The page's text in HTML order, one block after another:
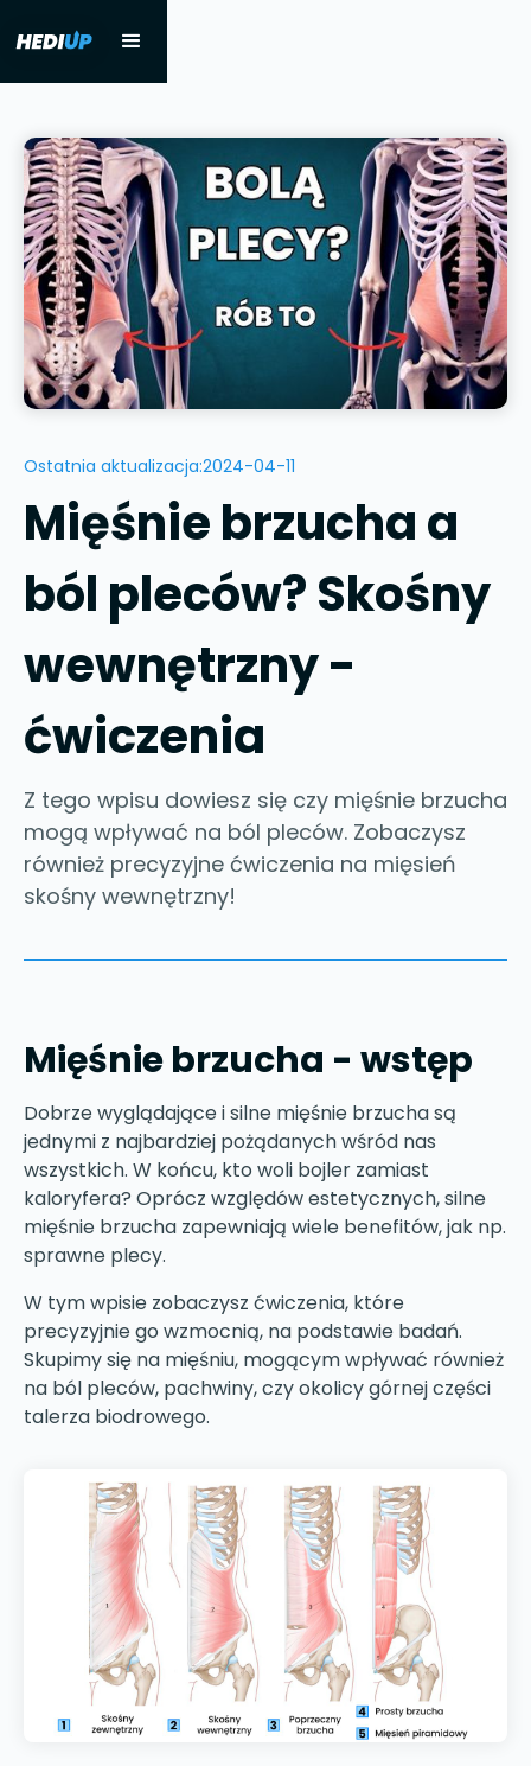
Ostatnia aktualizacja:2024-04-11
Mięśnie brzucha a
ból pleców? Skośny
wewnętrzny -
ćwiczenia
Z tego wpisu dowiesz się czy mięśnie brzucha
mogą wpływać na ból pleców. Zobaczysz
również precyzyjne ćwiczenia na mięsień
skośny wewnętrzny!
Mięśnie brzucha - wstęp
Dobrze wyglądające i silne mięśnie brzucha są
jednymi z najbardziej pożądanych wśród nas
wszystkich. W końcu, kto woli bojler zamiast
kaloryfera? Oprócz względów estetycznych, silne
mięśnie brzucha zapewniają wiele benefitów, jak np.
sprawne plecy.
W tym wpisie zobaczysz ćwiczenia, które
precyzyjnie go wzmocnią, na podstawie badań.
Skupimy się na mięśniu, mogącym wpływać również
na ból pleców, pachwiny, czy okolicy górnej części
talerza biodrowego.